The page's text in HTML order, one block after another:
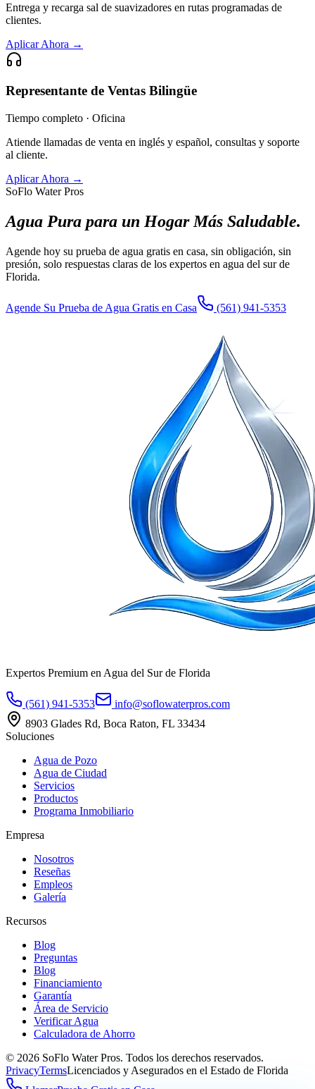
Entrega y recarga sal de suavizadores en rutas programadas de
clientes.
Aplicar Ahora →
Representante de Ventas Bilingüe
Tiempo completo · Oficina
Atiende llamadas de venta en inglés y español, consultas y soporte
al cliente.
Aplicar Ahora →
SoFlo Water Pros
Agua Pura para un Hogar Más Saludable.
Agende hoy su prueba de agua gratis en casa, sin obligación, sin
presión, solo respuestas claras de los expertos en agua del sur de
Florida.
Agende Su Prueba de Agua Gratis en Casa (561) 941-5353
Expertos Premium en Agua del Sur de Florida
(561) 941-5353
info@soflowaterpros.com
8903 Glades Rd, Boca Raton, FL 33434
Soluciones
Agua de Pozo
Agua de Ciudad
Servicios
Productos
Programa Inmobiliario
Empresa
Nosotros
Reseñas
Empleos
Galería
Recursos
Blog
Preguntas
Blog
Financiamiento
Garantía
Área de Servicio
Verificar Agua
Calculadora de Ahorro
© 2026 SoFlo Water Pros. Todos los derechos reservados.
PrivacyTermsLicenciados y Asegurados en el Estado de Florida